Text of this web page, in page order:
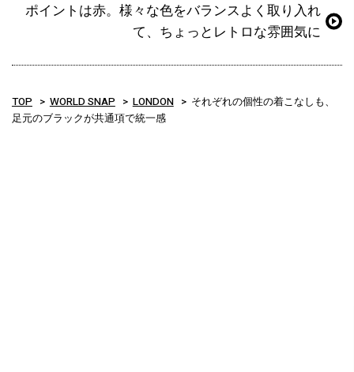
ポイントは赤。様々な色をバランスよく取り入れ
て、ちょっとレトロな雰囲気に
TOP WORLD SNAP LONDON
それぞれの個性の着こなしも、
足元のブラックが共通項で統一感